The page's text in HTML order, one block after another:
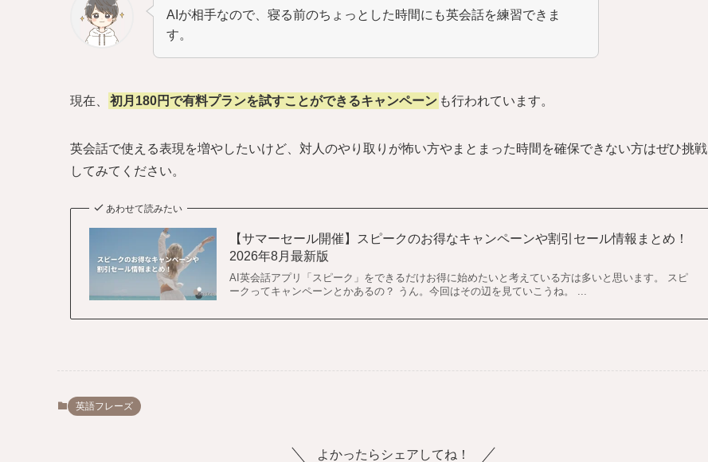
AIが相手なので、寝る前のちょっとした時間にも英会話を練習できま
す。
現在、 初月180円で有料プランを試すことができるキャンペーン も行われています。
英会話で使える表現を増やしたいけど、対人のやり取りが怖い方やまとまった時間を確保できない方はぜひ挑戦
してみてください。
あわせて読みたい
【サマーセール開催】スピークのお得なキャンペーンや割引セール情報まとめ！
2026年8月最新版
AI英会話アプリ「スピーク」をできるだけお得に始めたいと考えている方は多いと思います。 スピ
ークってキャンペーンとかあるの？ うん。今回はその辺を見ていこうね。 ...
英語フレーズ
よかったらシェアしてね！